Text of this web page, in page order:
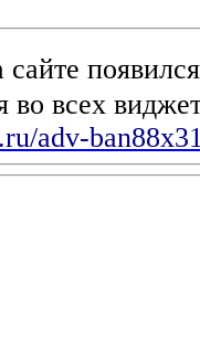
сайте
во всех
adv-